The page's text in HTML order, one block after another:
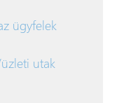
ügyfelek
utak